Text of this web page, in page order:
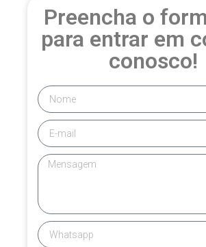
Preencha o
para entrar em
conosco!